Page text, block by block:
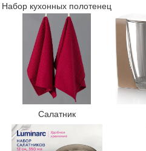
Набор кухонных полотенец
Салатник